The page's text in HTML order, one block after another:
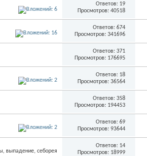
Ответов: 19
Просмотров: 40518
Ответов: 674
Просмотров: 341696
Ответов: 371
Просмотров: 176695
Ответов: 18
Просмотров: 36564
Ответов: 358
Просмотров: 194453
Ответов: 69
Просмотров: 93644
Ответов: 14
Просмотров: 18999